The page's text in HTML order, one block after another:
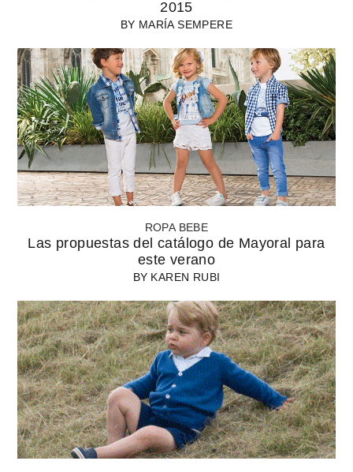
2015
BY MARÍA SEMPERE
ROPA BEBE
Las propuestas del catálogo de Mayoral para
este verano
BY KAREN RUBI